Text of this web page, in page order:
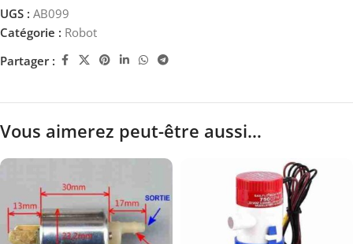
UGS : AB099
Catégorie : Robot
Partager :
Vous aimerez peut-être aussi…